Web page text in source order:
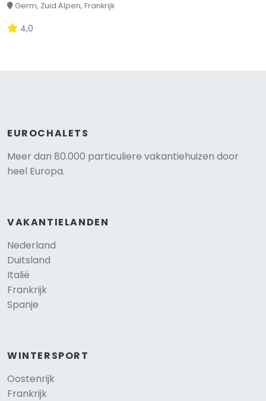
Germ, Zuid Alpen, Frankrijk
4,0
EUROCHALETS
Meer dan 80.000 particuliere vakantiehuizen door
heel Europa.
VAKANTIELANDEN
Nederland
Duitsland
Italië
Frankrijk
Spanje
WINTERSPORT
Oostenrijk
Frankrijk